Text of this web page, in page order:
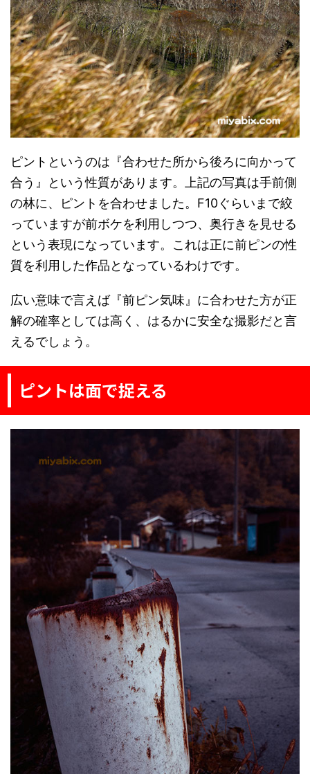
ピントというのは『合わせた所から後ろに向かって
合う』という性質があります。上記の写真は手前側
の林に、ピントを合わせました。F10ぐらいまで絞
っていますが前ボケを利用しつつ、奥行きを見せる
という表現になっています。これは正に前ピンの性
質を利用した作品となっているわけです。
広い意味で言えば『前ピン気味』に合わせた方が正
解の確率としては高く、はるかに安全な撮影だと言
えるでしょう。
ピントは面で捉える